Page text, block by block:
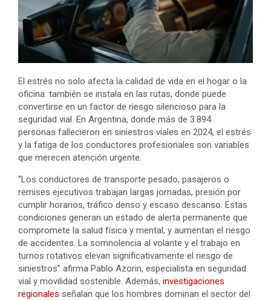
El estrés no solo afecta la calidad de vida en el hogar o la
oficina: también se instala en las rutas, donde puede
convertirse en un factor de riesgo silencioso para la
seguridad vial. En Argentina, donde más de 3.894
personas fallecieron en siniestros viales en 2024, el estrés
y la fatiga de los conductores profesionales son variables
que merecen atención urgente.
“Los conductores de transporte pesado, pasajeros o
remises ejecutivos trabajan largas jornadas, presión por
cumplir horarios, tráfico denso y escaso descanso. Estas
condiciones generan un estado de alerta permanente que
compromete la salud física y mental, y aumentan el riesgo
de accidentes. La somnolencia al volante y el trabajo en
turnos rotativos elevan significativamente el riesgo de
siniestros” afirma Pablo Azorin, especialista en seguridad
vial y movilidad sostenible. Además, investigaciones
regionales señalan que los hombres dominan el sector del